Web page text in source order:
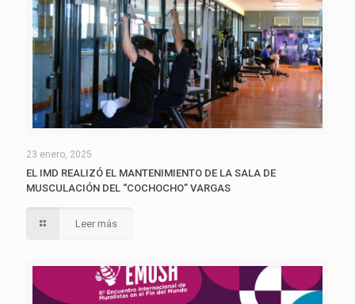
23 enero, 2025
EL IMD REALIZÓ EL MANTENIMIENTO DE LA SALA DE
MUSCULACIÓN DEL “COCHOCHO” VARGAS
Leer más